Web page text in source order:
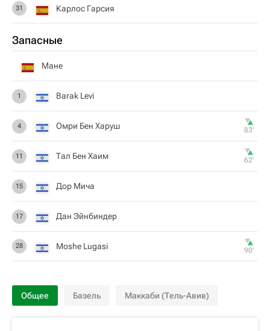
31 Карлос Гарсия
Запасные
Мане
1 Barak Levi
4 Омри Бен Харуш 83‎’‎
11 Тал Бен Хаим 62‎’‎
15 Дор Мича
17 Дан Эйнбиндер
28 Moshe Lugasi 90‎’‎
Общее Базель Маккаби (Тель-Авив)